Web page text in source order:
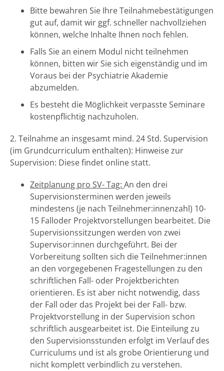
Bitte bewahren Sie Ihre Teilnahmebestätigungen
gut auf, damit wir ggf. schneller nachvollziehen
können, welche Inhalte Ihnen noch fehlen.
Falls Sie an einem Modul nicht teilnehmen
können, bitten wir Sie sich eigenständig und im
Voraus bei der Psychiatrie Akademie
abzumelden.
Es besteht die Möglichkeit verpasste Seminare
kostenpflichtig nachzuholen.
2. Teilnahme an insgesamt mind. 24 Std. Supervision
(im Grundcurriculum enthalten): Hinweise zur
Supervision: Diese findet online statt.
Zeitplanung pro SV- Tag: An den drei
Supervisionsterminen werden jeweils
mindestens (je nach Teilnehmer:innenzahl) 10-
15 Falloder Projektvorstellungen bearbeitet. Die
Supervisionssitzungen werden von zwei
Supervisor:innen durchgeführt. Bei der
Vorbereitung sollten sich die Teilnehmer:innen
an den vorgegebenen Fragestellungen zu den
schriftlichen Fall- oder Projektberichten
orientieren. Es ist aber nicht notwendig, dass
der Fall oder das Projekt bei der Fall- bzw.
Projektvorstellung in der Supervision schon
schriftlich ausgearbeitet ist. Die Einteilung zu
den Supervisionsstunden erfolgt im Verlauf des
Curriculums und ist als grobe Orientierung und
nicht komplett verbindlich zu verstehen.